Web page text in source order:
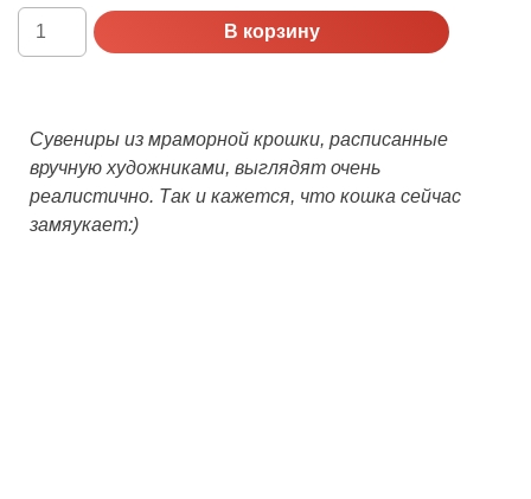
Количество
Сувенир
крошка)
В корзину
Сувениры из мраморной крошки, расписанные
вручную художниками, выглядят очень
реалистично. Так и кажется, что кошка сейчас
замяукает:)